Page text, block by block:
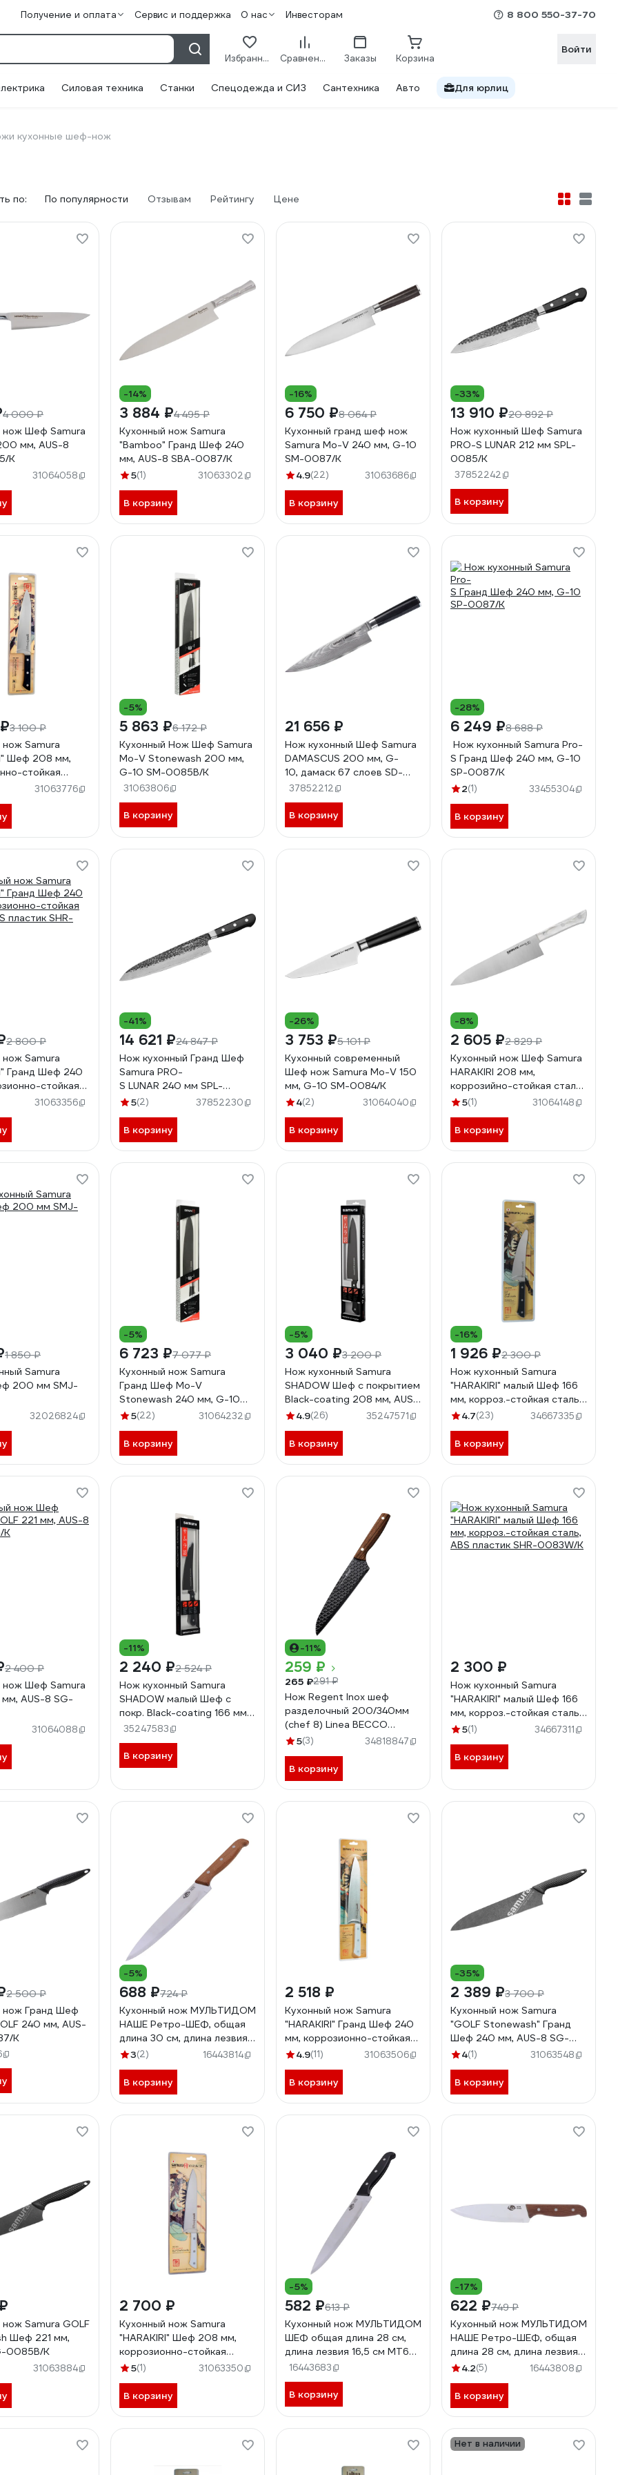
Получение и оплата Сервис и поддержка О нас Инвесторам 8 800 550-37-70
Избранное Сравнение Заказы Корзина
Войти
Силовая техника Станки Спецодежда и СИЗ Сантехника Авто Для юрлиц
кухонные шеф-нож
по: По популярности Отзывам Рейтингу Цене
4 000 ₽
нож Шеф Samura
мм, AUS-8
K
31064058
-14%
3 884 ₽4 495 ₽
Кухонный нож Samura
"Bamboo" Гранд Шеф 240
мм, AUS-8 SBA-0087/K
5(1) 31063302
В корзину
-16%
6 750 ₽8 064 ₽
Кухонный гранд шеф нож
Samura Mo-V 240 мм, G-10
SM-0087/K
4.9(22) 31063686
В корзину
-33%
13 910 ₽20 892 ₽
Нож кухонный Шеф Samura
PRO-S LUNAR 212 мм SPL-
0085/K
37852242
В корзину
3 100 ₽
Samura
Шеф 208 мм,
стойкая
пластик SHR-
31063776
-5%
5 863 ₽6 172 ₽
Кухонный Нож Шеф Samura
Mo-V Stonewash 200 мм,
G-10 SM-0085B/K
31063806
В корзину
21 656 ₽
Нож кухонный Шеф Samura
DAMASCUS 200 мм, G-
10, дамаск 67 слоев SD-
0085/K
37852212
В корзину
-28%
6 249 ₽8 688 ₽
Нож кухонный Samura Pro-
S Гранд Шеф 240 мм, G-10
SP-0087/K
2(1) 33455304
В корзину
2 800 ₽
Samura
Гранд Шеф 240
стойкая
пластик SHR-
31063356
-41%
14 621 ₽24 847 ₽
Нож кухонный Гранд Шеф
Samura PRO-
S LUNAR 240 мм SPL-
0087/K
5(2) 37852230
В корзину
-26%
3 753 ₽5 101 ₽
Кухонный современный
Шеф нож Samura Mo-V 150
мм, G-10 SM-0084/K
4(2) 31064040
В корзину
-8%
2 605 ₽2 829 ₽
Кухонный нож Шеф Samura
HARAKIRI 208 мм,
коррозийно-стойкая сталь,
белый акрил SHR-
5(1) 31064148
В корзину
1 850 ₽
Samura
200 мм SMJ-
32026824
-5%
6 723 ₽7 077 ₽
Кухонный нож Samura
Гранд Шеф Mo-V
Stonewash 240 мм, G-10
SM-0087B/K
5(22) 31064232
В корзину
-5%
3 040 ₽3 200 ₽
Нож кухонный Samura
SHADOW Шеф с покрытием
Black-coating 208 мм, AUS-
8, ABS пластик SH-0085/K
4.9(26) 35247571
В корзину
-16%
1 926 ₽2 300 ₽
Нож кухонный Samura
"HARAKIRI" малый Шеф 166
мм, корроз.-стойкая сталь,
ABS пластик SHR-0083B/K
4.7(23) 34667335
В корзину
2 400 ₽
нож Шеф Samura
мм, AUS-8 SG-
31064088
-11%
2 240 ₽2 524 ₽
Нож кухонный Samura
SHADOW малый Шеф с
покр. Black-coating 166 мм,
AUS-8, ABS пластик SH-
0083/K
35247583
В корзину
-11%
259 ₽
265 ₽291 ₽
Нож Regent Inox шеф
разделочный 200/340мм
(chef 8) Linea BECCO
Diamond 93-KN-BD-1
5(3) 34818847
В корзину
2 300 ₽
Нож кухонный Samura
"HARAKIRI" малый Шеф 166
мм, корроз.-стойкая сталь,
ABS пластик SHR-0083W/K
5(1) 34667311
В корзину
2 500 ₽
нож Гранд Шеф
240 мм, AUS-
K
-5%
688 ₽724 ₽
Кухонный нож МУЛЬТИДОМ
НАШЕ Ретро-ШЕФ, общая
длина 30 см, длина лезвия
19 см МТ57-90
3(2) 16443814
В корзину
2 518 ₽
Кухонный нож Samura
"HARAKIRI" Гранд Шеф 240
мм, коррозионно-стойкая
сталь, ABS пластик SHR-
4.9(11) 31063506
В корзину
-35%
2 389 ₽3 700 ₽
Кухонный нож Samura
"GOLF Stonewash" Гранд
Шеф 240 мм, AUS-8 SG-
0087B/K
4(1) 31063548
В корзину
Samura GOLF
Шеф 221 мм,
0085B/K
31063884
2 700 ₽
Кухонный нож Samura
"HARAKIRI" Шеф 208 мм,
коррозионно-стойкая
сталь, ABS пластик SHR-
5(1) 31063350
В корзину
-5%
582 ₽613 ₽
Кухонный нож МУЛЬТИДОМ
ШЕФ общая длина 28 см,
длина лезвия 16,5 см МТ60-
88
16443683
В корзину
-17%
622 ₽749 ₽
Кухонный нож МУЛЬТИДОМ
НАШЕ Ретро-ШЕФ, общая
длина 28 см, длина лезвия
16,5 см МТ57-91
4.2(5) 16443808
В корзину
Нет в наличии